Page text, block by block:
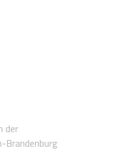
der
Brandenburg